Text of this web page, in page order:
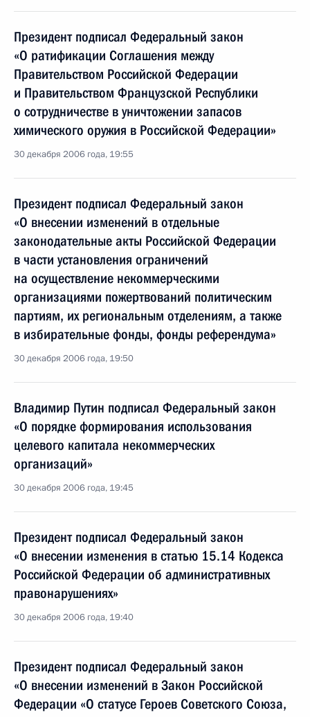
Президент подписал Федеральный закон
«О ратификации Соглашения между
Правительством Российской Федерации
и Правительством Французской Республики
о сотрудничестве в уничтожении запасов
химического оружия в Российской Федерации»
30 декабря 2006 года, 19:55
Президент подписал Федеральный закон
«О внесении изменений в отдельные
законодательные акты Российской Федерации
в части установления ограничений
на осуществление некоммерческими
организациями пожертвований политическим
партиям, их региональным отделениям, а также
в избирательные фонды, фонды референдума»
30 декабря 2006 года, 19:50
Владимир Путин подписал Федеральный закон
«О порядке формирования использования
целевого капитала некоммерческих
организаций»
30 декабря 2006 года, 19:45
Президент подписал Федеральный закон
«О внесении изменения в статью 15.14 Кодекса
Российской Федерации об административных
правонарушениях»
30 декабря 2006 года, 19:40
Президент подписал Федеральный закон
«О внесении изменений в Закон Российской
Федерации «О статусе Героев Советского Союза,